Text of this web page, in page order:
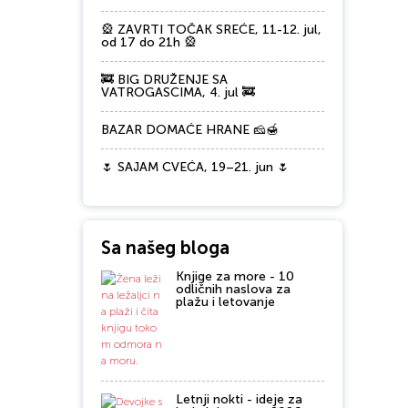
🎡 ZAVRTI TOČAK SREĆE, 11-12. jul,
od 17 do 21h 🎡
🚒 BIG DRUŽENJE SA
VATROGASCIMA, 4. jul 🚒
BAZAR DOMAĆE HRANE 🧀🍯
🌷 SAJAM CVEĆA, 19–21. jun 🌷
Sa našeg bloga
Knjige za more - 10
odličnih naslova za
plažu i letovanje
Letnji nokti - ideje za